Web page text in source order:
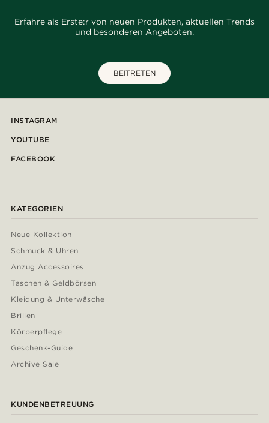
Erfahre als Erste:r von neuen Produkten, aktuellen Trends
und besonderen Angeboten.
BEITRETEN
INSTAGRAM
YOUTUBE
FACEBOOK
KATEGORIEN
Neue Kollektion
Schmuck & Uhren
Anzug Accessoires
Taschen & Geldbörsen
Kleidung & Unterwäsche
Brillen
Körperpflege
Geschenk-Guide
Archive Sale
KUNDENBETREUUNG